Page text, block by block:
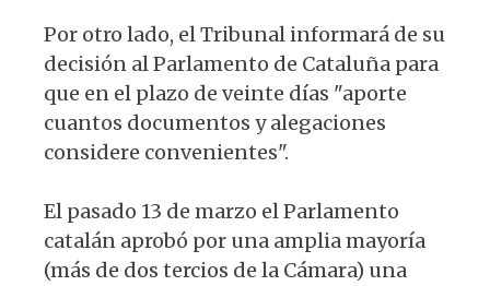
Por otro lado, el Tribunal informará de su
decisión al Parlamento de Cataluña para
que en el plazo de veinte días "aporte
cuantos documentos y alegaciones
considere convenientes".
El pasado 13 de marzo el Parlamento
catalán aprobó por una amplia mayoría
(más de dos tercios de la Cámara) una